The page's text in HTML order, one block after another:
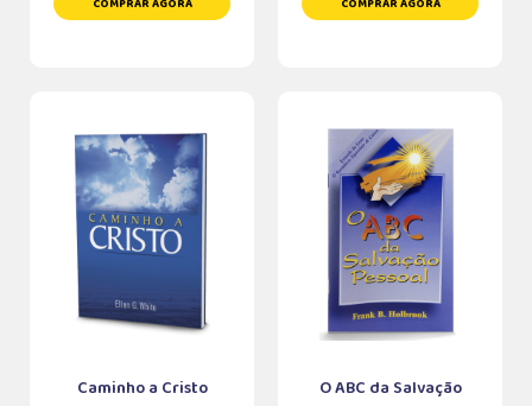
Caminho a Cristo
O ABC da Salvação